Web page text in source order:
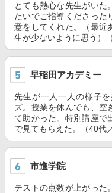
とても熱心な先生がいた
たいでご指導くださった
意をしてくれた。（最近
生が少ないように思う）
早稲田アカデミー
先生が一人一人の様子
ズ。授業を休んでも、空
て助かった。特別講座で
で見てもらえた。（40代
市進学院
テストの点数が上がった